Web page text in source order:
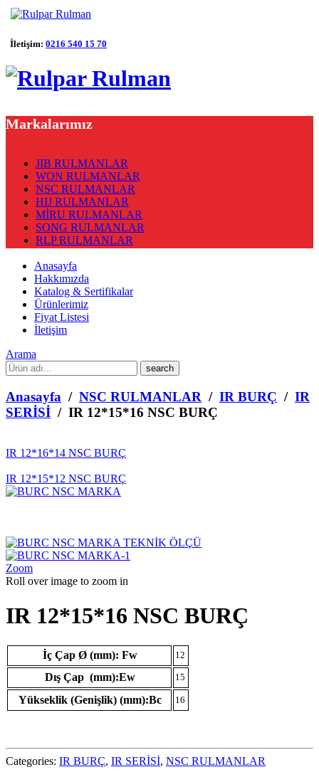
İletişim: 0216 540 15 70
Markalarımız
JIB RULMANLAR
WON RULMANLAR
NSC RULMANLAR
HIJ RULMANLAR
MİRU RULMANLAR
SONG RULMANLAR
RLP RULMANLAR
Anasayfa
Hakkımızda
Katalog & Sertifikalar
Ürünlerimiz
Fiyat Listesi
İletişim
Arama
What
are
you
looking
for?
Anasayfa / NSC RULMANLAR / IR BURÇ / IR
SERİSİ / IR 12*15*16 NSC BURÇ
IR 12*16*14 NSC BURÇ
IR 12*15*12 NSC BURÇ
Zoom
Roll over image to zoom in
IR 12*15*16 NSC BURÇ
İç Çap Ø (mm): Fw 12
Dış Çap (mm):Ew 15
Yükseklik (Genişlik) (mm):Bc 16
Categories: IR BURÇ, IR SERİSİ, NSC RULMANLAR